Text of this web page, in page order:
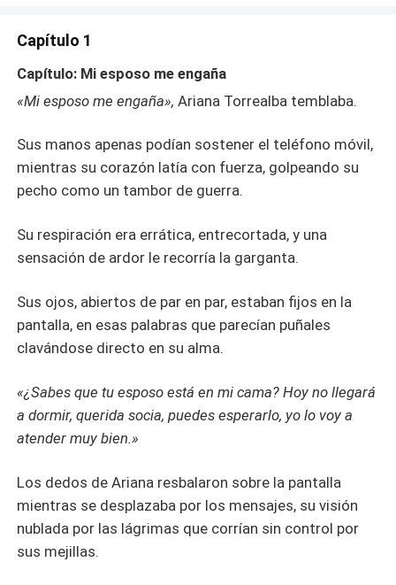
Capítulo 1
Capítulo: Mi esposo me engaña
«Mi esposo me engaña»,Ariana Torrealba temblaba.
Sus manos apenas podían sostener el teléfono móvil,
mientras su corazón latía con fuerza, golpeando su
pecho como un tambor de guerra.
Su respiración era errática, entrecortada, y una
sensación de ardor le recorría la garganta.
Sus ojos, abiertos de par en par, estaban fijos en la
pantalla, en esas palabras que parecían puñales
clavándose directo en su alma.
«¿Sabes que tu esposo está en mi cama? Hoy no llegará
a dormir, querida socia, puedes esperarlo, yo lo voy a
atender muy bien.»
Los dedos de Ariana resbalaron sobre la pantalla
mientras se desplazaba por los mensajes, su visión
nublada por las lágrimas que corrían sin control por
sus mejillas.